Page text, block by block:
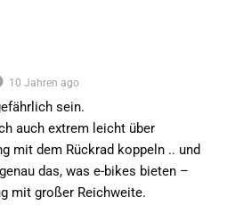
10 Jahren ago
sein.
auch extrem leicht über
mit dem Rückrad koppeln .. und
das, was e-bikes bieten –
mit großer Reichweite.